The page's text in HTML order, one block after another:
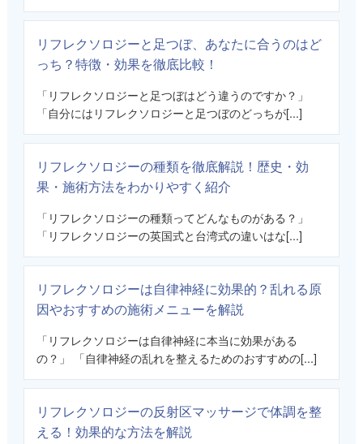
リフレクソロジーと足つぼ、あなたに合うのはど
っち？特徴・効果を徹底比較！
「リフレクソロジーと足つぼはどう違うのですか？」
「自分にはリフレクソロジーと足つぼのどっちが[...]
リフレクソロジーの種類を徹底解説！歴史・効
果・施術方法をわかりやすく紹介
「リフレクソロジーの種類ってどんなものがある？」
「リフレクソロジーの英国式と台湾式の違いはな[...]
リフレクソロジーは自律神経に効果的？乱れる原
因やおすすめの施術メニューを解説
「リフレクソロジーは自律神経に本当に効果がある
の？」 「自律神経の乱れを整えるためのおすすめの[...]
リフレクソロジーの反射区マッサージで体調を整
える！効果的な方法を解説